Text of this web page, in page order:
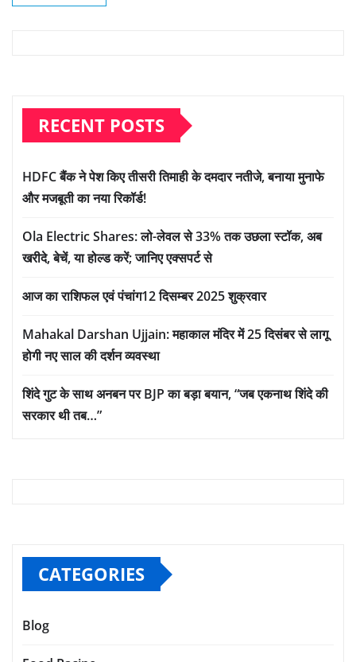
RECENT POSTS
HDFC बैंक ने पेश किए तीसरी तिमाही के दमदार नतीजे, बनाया मुनाफे
और मजबूती का नया रिकॉर्ड!
Ola Electric Shares: लो-लेवल से 33% तक उछला स्टॉक, अब
खरीदे, बेचें, या होल्ड करें; जानिए एक्सपर्ट से
आज का राशिफल एवं पंचांग12 दिसम्बर 2025 शुक्रवार
Mahakal Darshan Ujjain: महाकाल मंदिर में 25 दिसंबर से लागू
होगी नए साल की दर्शन व्यवस्था
शिंदे गुट के साथ अनबन पर BJP का बड़ा बयान, “जब एकनाथ शिंदे की
सरकार थी तब…”
CATEGORIES
Blog